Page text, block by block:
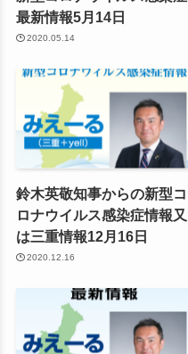
最新情報5月14日
2020.05.14
鈴木英敬知事からの新型コ
ロナウイルス感染症情報又
は三重情報12月16日
2020.12.16